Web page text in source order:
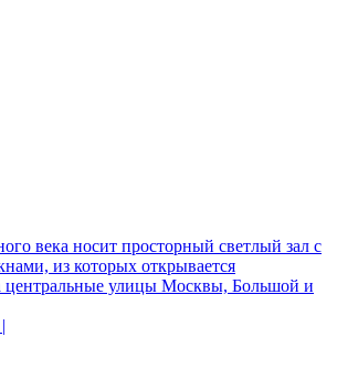
века носит просторный светлый зал с
из которых открывается
улицы Москвы, Большой и
|